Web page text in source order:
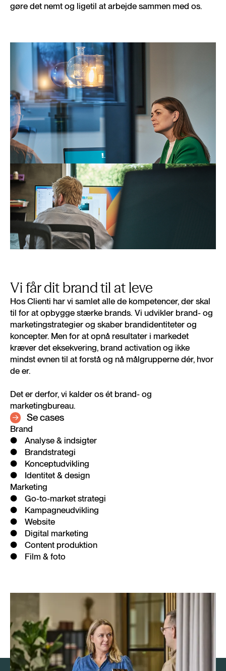
gøre det nemt og ligetil at arbejde sammen med os.
Vi får dit brand til at leve
Hos Clienti har vi samlet alle de kompetencer, der skal
til for at opbygge stærke brands. Vi udvikler brand- og
marketingstrategier og skaber brandidentiteter og
koncepter. Men for at opnå resultater i markedet
kræver det eksekvering, brand activation og ikke
mindst evnen til at forstå og nå målgrupperne dér, hvor
de er.
Det er derfor, vi kalder os ét brand- og
marketingbureau.
Se cases
Brand
Analyse & indsigter
Brandstrategi
Konceptudvikling
Identitet & design
Marketing
Go-to-market strategi
Kampagneudvikling
Website
Digital marketing
Content produktion
Film & foto